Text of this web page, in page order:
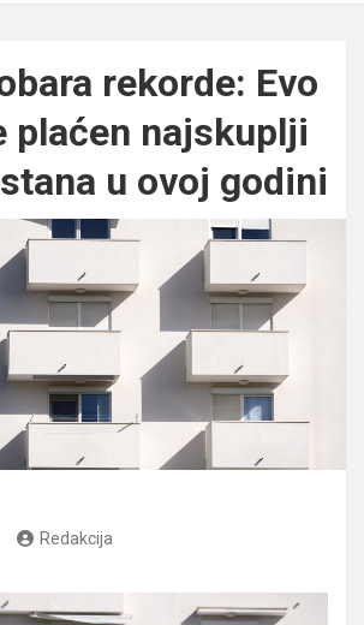
rekorde: Evo
plaćen najskuplji
u ovoj godini
Redakcija